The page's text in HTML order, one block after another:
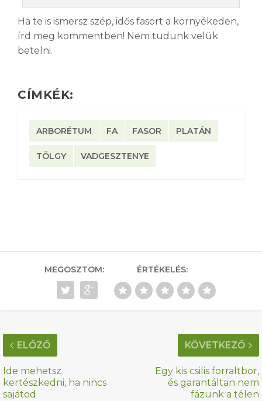
Ha te is ismersz szép, idős fasort a környékeden,
írd meg kommentben! Nem tudunk velük
betelni.
CÍMKÉK:
ARBORÉTUM FA FASOR PLATÁN
TÖLGY VADGESZTENYE
MEGOSZTOM: ÉRTÉKELÉS:
ELŐZŐ
Ide mehetsz
kertészkedni, ha nincs
sajátod
KÖVETKEZŐ
Egy kis csilis forraltbor,
és garantáltan nem
fázunk a télen